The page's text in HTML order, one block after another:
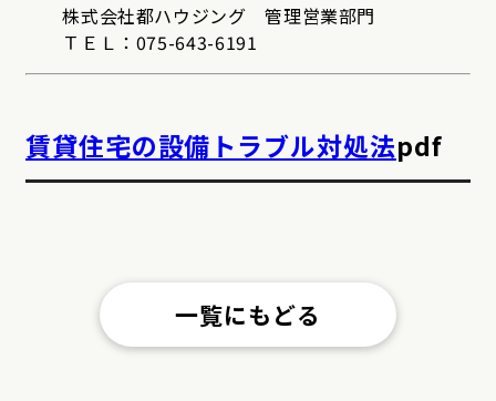
株式会社都ハウジング　管理営業部門
ＴＥＬ：075-643-6191
賃貸住宅の設備トラブル対処法pdf
一覧にもどる